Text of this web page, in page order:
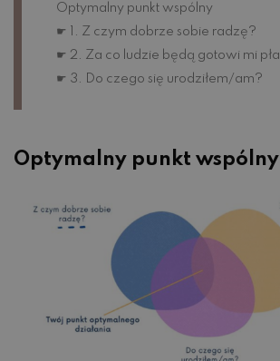
Optymalny punkt wspólny
☛ 1. Z czym dobrze sobie radzę?
☛ 2. Za co ludzie będą gotowi mi
☛ 3. Do czego się urodziłem/am?
Optymalny punkt wspólny